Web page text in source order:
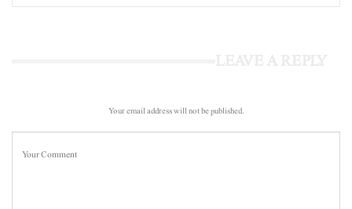
Your email address will not be published.